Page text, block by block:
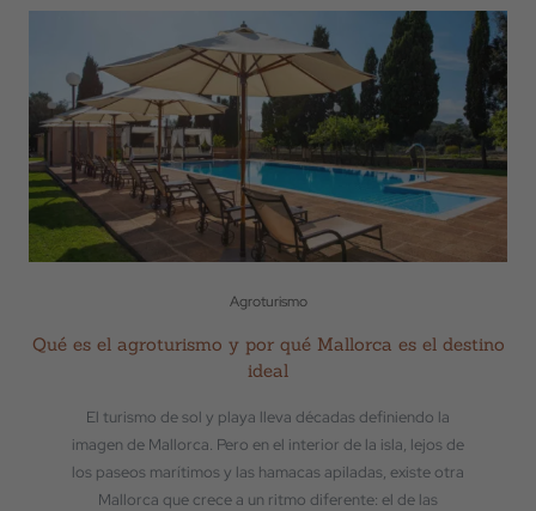
Agroturismo
Qué es el agroturismo y por qué Mallorca es el destino
ideal
El turismo de sol y playa lleva décadas definiendo la
imagen de Mallorca. Pero en el interior de la isla, lejos de
los paseos marítimos y las hamacas apiladas, existe otra
Mallorca que crece a un ritmo diferente: el de las